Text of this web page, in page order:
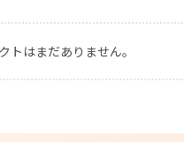
CAMPFIRE Creation
ya コミュニティ
トはまだありません。